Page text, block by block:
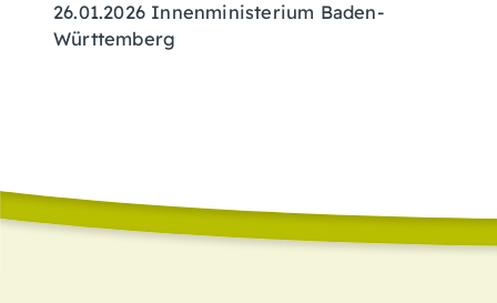
26.01.2026 Innenministerium Baden-
Württemberg